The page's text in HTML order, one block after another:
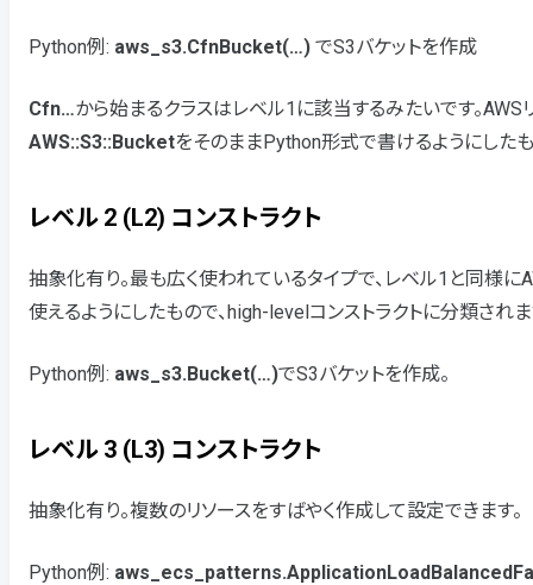
Python例: aws_s3.CfnBucket(…) でS3バケットを作成
Cfn…から始まるクラスはレベル1に該当するみたいです。
AWS::S3::BucketをそのままPython形式で書けるようにしたも
レベル 2 (L2) コンストラクト
抽象化有り。最も広く使われているタイプで、レベル1と同様
使えるようにしたもので、high-levelコンストラクトに分類されま
Python例: aws_s3.Bucket(…)でS3バケットを作成。
レベル 3 (L3) コンストラクト
抽象化有り。複数のリソースをすばやく作成して設定できます。
Python例: